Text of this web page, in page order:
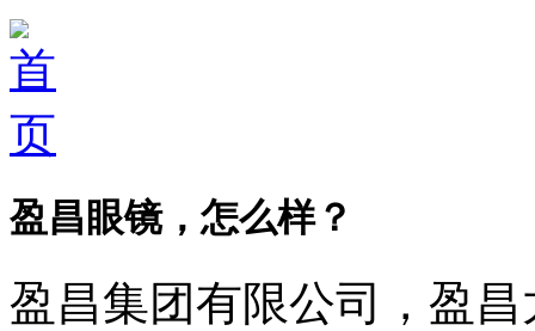
盈昌眼镜，怎么样？
盈昌集团有限公司，盈